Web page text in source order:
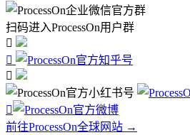
扫码进入ProcessOn用户群




前往ProcessOn全球网站 →